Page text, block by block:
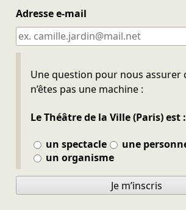
Adresse e-mail
Une question pour nous assurer
n’êtes pas une machine :
Le Théâtre de la Ville (Paris) est :
un spectacle
une
un organisme
Ne pas remplir
Je m’inscris